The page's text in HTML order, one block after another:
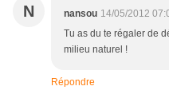
N nansou 14/05/2012
Tu as du te régaler de
milieu naturel !
Répondre